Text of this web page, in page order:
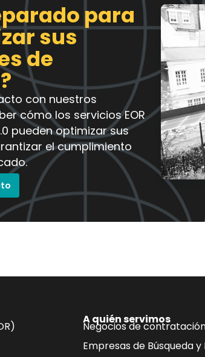
para
sus
de
con nuestros
cómo los servicios EOR
pueden optimizar sus
el cumplimiento
A quién servimos
Negocios de
Empresas de Búsqueda